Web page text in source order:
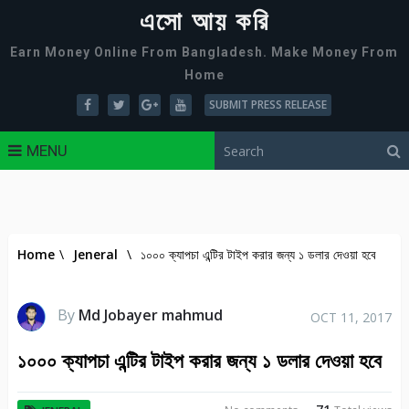
এসো আয় করি
Earn Money Online From Bangladesh. Make Money From
Home
SUBMIT PRESS RELEASE
MENU
Home \ Jeneral \ ১০০০ ক্যাপচা এন্টির টাইপ করার জন্য ১ ডলার দেওয়া হবে
By Md Jobayer mahmud OCT 11, 2017
১০০০ ক্যাপচা এন্টির টাইপ করার জন্য ১ ডলার দেওয়া হবে